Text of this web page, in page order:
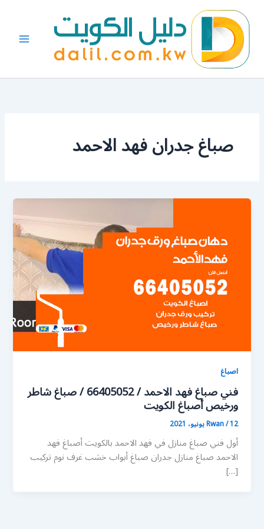
المحتوى
صباغ جدران فهد الاحمد
اصباغ
فني صباغ فهد الاحمد / 66405052 / صباغ شاطر
ورخيص أصباغ الكويت
Rwan/12 يونيو، 2021
أول فني صباغ منازل في فهد الاحمد بالكويت أصباغ فهد
الاحمد صباغ منازل جدران صباغ أبواب خشب غرف نوم تركيب
[…]